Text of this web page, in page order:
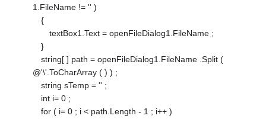
1.FileName != '' )
{
textBox1.Text = openFileDialog1.FileName ;
}
string[ ] path = openFileDialog1.FileName .Split (
@'\'.ToCharArray ( ) ) ;
string sTemp = '' ;
int i= 0 ;
for ( i= 0 ; i < path.Length - 1 ; i++ )